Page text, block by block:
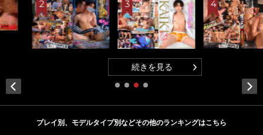
続きを見る
プレイ別、モデルタイプ別などその他のランキングはこちら